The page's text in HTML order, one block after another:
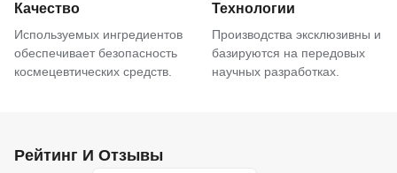
Качество
Используемых ингредиентов
обеспечивает безопасность
космецевтических средств.
Технологии
Производства эксклюзивны и
базируются на передовых
научных разработках.
Рейтинг И Отзывы